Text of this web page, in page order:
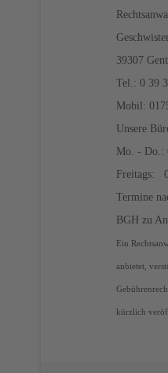
39307
Tel.: 0 39
Mobil:
Unsere
Mo. - Do.:
Freitags:
Termine
BGH zu
Ein
anbietet,
kürzlich